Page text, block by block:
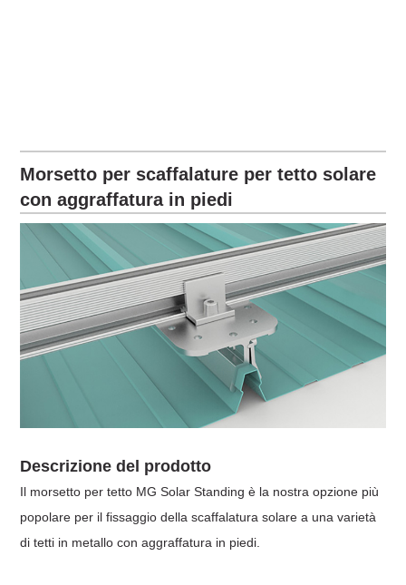
Morsetto per scaffalature per tetto solare
con aggraffatura in piedi
Descrizione del prodotto
Il morsetto per tetto MG Solar Standing è la nostra opzione più
popolare per il fissaggio della scaffalatura solare a una varietà
di tetti in metallo con aggraffatura in piedi.